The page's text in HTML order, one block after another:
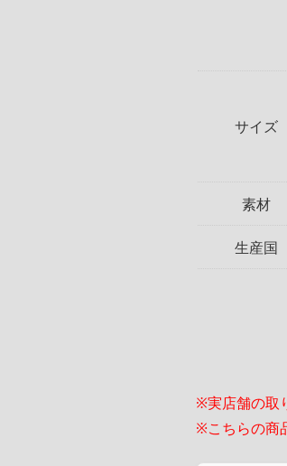
サイズ
素材
生産国
※実店舗の取
※こちらの商